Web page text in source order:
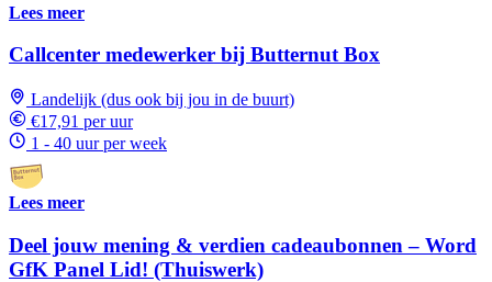
Lees meer
Callcenter medewerker bij Butternut Box
Landelijk (dus ook bij jou in de buurt)
€17,91 per uur
1 - 40 uur per week
Lees meer
Deel jouw mening & verdien cadeaubonnen – Word
GfK Panel Lid! (Thuiswerk)